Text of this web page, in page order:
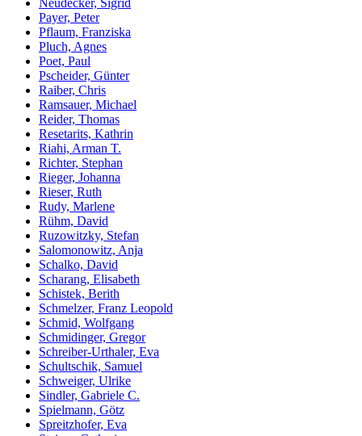
Payer, Peter
Pflaum, Franziska
Pluch, Agnes
Poet, Paul
Pscheider, Günter
Raiber, Chris
Ramsauer, Michael
Reider, Thomas
Resetarits, Kathrin
Riahi, Arman T.
Richter, Stephan
Rieger, Johanna
Rieser, Ruth
Rudy, Marlene
Rühm, David
Ruzowitzky, Stefan
Salomonowitz, Anja
Schalko, David
Scharang, Elisabeth
Schistek, Berith
Schmelzer, Franz Leopold
Schmid, Wolfgang
Schmidinger, Gregor
Schreiber-Urthaler, Eva
Schultschik, Samuel
Schweiger, Ulrike
Sindler, Gabriele C.
Spielmann, Götz
Spreitzhofer, Eva